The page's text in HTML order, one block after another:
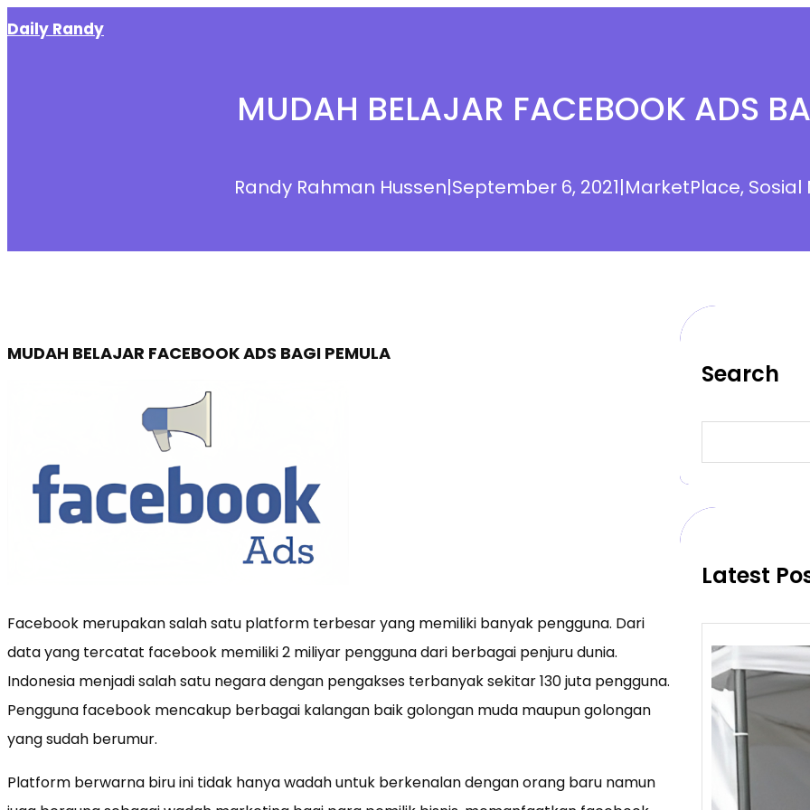
to
Daily Randy
MUDAH BELAJAR FACEBOOK ADS
Randy Rahman Hussen|September 6, 2021|MarketPlace, Sosial
MUDAH BELAJAR FACEBOOK ADS BAGI PEMULA
Facebook merupakan salah satu platform terbesar yang memiliki banyak pengguna. Dari
data yang tercatat facebook memiliki 2 miliyar pengguna dari berbagai penjuru dunia.
Indonesia menjadi salah satu negara dengan pengakses terbanyak sekitar 130 juta pengguna.
Pengguna facebook mencakup berbagai kalangan baik golongan muda maupun golongan
yang sudah berumur.
Platform berwarna biru ini tidak hanya wadah untuk berkenalan dengan orang baru namun
Search
a
c
Latest